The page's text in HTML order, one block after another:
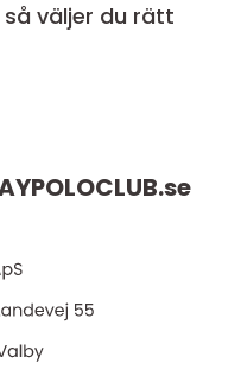
väljer du rätt
se